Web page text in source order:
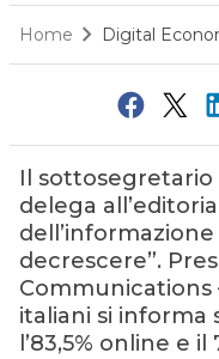
Home Digital
Il sottosegretario
delega
decrescere”.
Communications
italiani si informa
l’83,5% online e